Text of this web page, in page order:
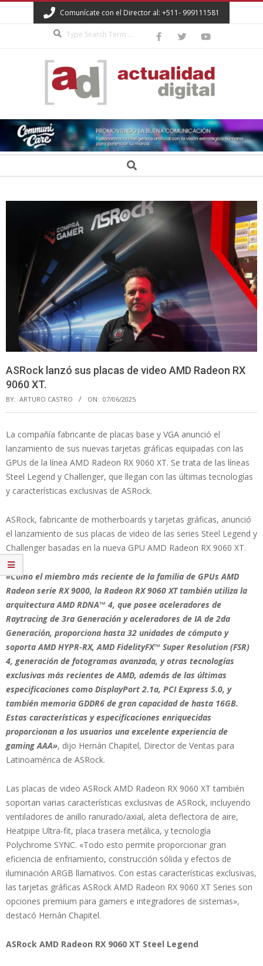
to
Comunícate con el Director al: +511- 999111581
ACTUALIDAD
DIGITAL Search
ASRock lanzó sus placas de video AMD Radeon RX
9060 XT.
BY: ARTURO CASTRO ON: 07/06/2025
La compañía fabricante de placas base y VGA anunció el
lanzamiento de sus nuevas tarjetas gráficas equipadas con las
GPUs de la línea AMD Radeon RX 9060 XT. Se trata de las líneas
Steel Legend y Challenger, que llegan con las últimas tecnologías
y características exclusivas de ASRock.
ASRock, fabricante de motherboards y tarjetas gráficas, anunció
el lanzamiento de sus placas de video de las series Steel Legend y
Challenger basadas en la nueva GPU AMD Radeon RX 9060 XT.
«Como el miembro más reciente de la familia de GPUs AMD
Radeon serie RX 9000, la Radeon RX 9060 XT también utiliza la
arquitectura AMD RDNA™ 4, que posee aceleradores de
Raytracing de 3ra Generación y aceleradores de IA de 2da
Generación, proporciona hasta 32 unidades de cómputo y
soporta AMD HYPR-RX, AMD FidelityFX™ Super Resolution (FSR)
4, generación de fotogramas avanzada, y otras tecnologías
exclusivas más recientes de AMD, además de las últimas
especificaciones como DisplayPort 2.1a, PCI Express 5.0, y
también memoria GDDR6 de gran capacidad de hasta 16GB.
Estas características y especificaciones enriquecidas
proporcionan a los usuarios una excelente experiencia de
gaming AAA», dijo Hernán Chapitel, Director de Ventas para
Latinoamérica de ASRock.
Las placas de video ASRock AMD Radeon RX 9060 XT también
soportan varias características exclusivas de ASRock, incluyendo
ventiladores de anillo ranurado/axial, aleta deflectora de aire,
Heatpipe Ultra-fit, placa trasera metálica, y tecnología
Polychrome SYNC. «Todo esto permite proporcionar gran
eficiencia de enfriamiento, construcción sólida y efectos de
iluminación ARGB llamativos. Con estas características exclusivas,
las tarjetas gráficas ASRock AMD Radeon RX 9060 XT Series son
opciones premium para gamers e integradores de sistemas»,
destacó Hernán Chapitel.
ASRock AMD Radeon RX 9060 XT Steel Legend